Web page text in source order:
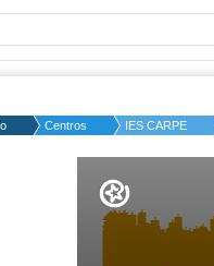
Centros IES CARPE DIEM
50%